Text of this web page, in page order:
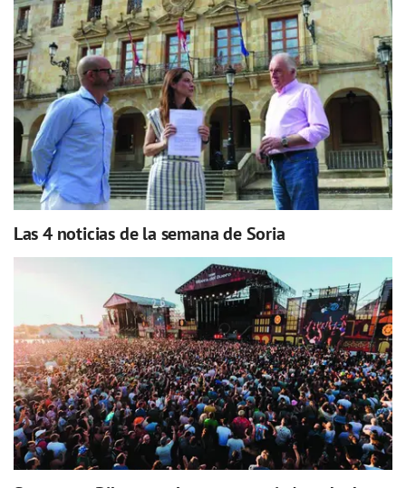
Las 4 noticias de la semana de Soria